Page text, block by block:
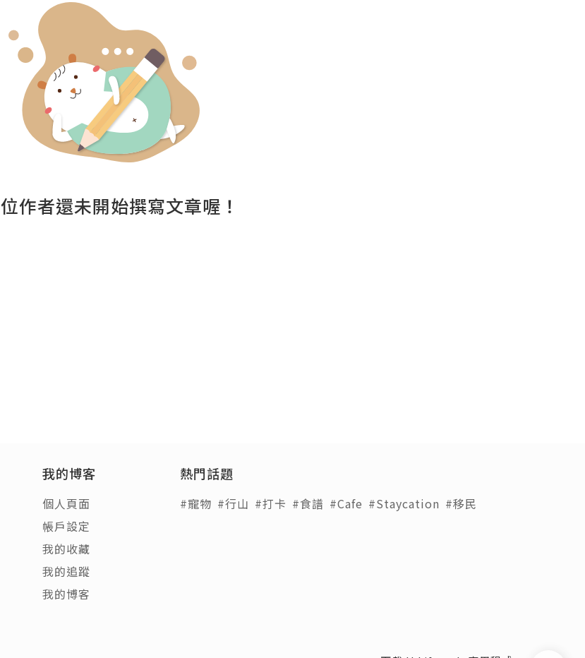
作者還未開始撰寫文章喔！
我的博客
個人頁面
帳戶設定
我的收藏
我的追蹤
我的博客
熱門話題
#寵物 #行山 #打卡 #食譜 #Cafe #Staycation #移民